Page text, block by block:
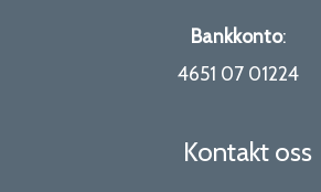
Bankkonto:
4651 07 01224
Kontakt oss